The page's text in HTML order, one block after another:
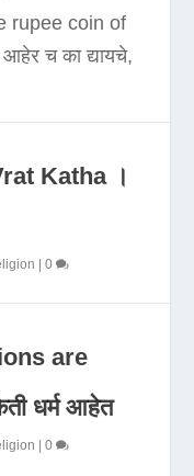
rupee coin of
च का द्यायचे,
Katha ।
|0
are
धर्म आहेत
|0